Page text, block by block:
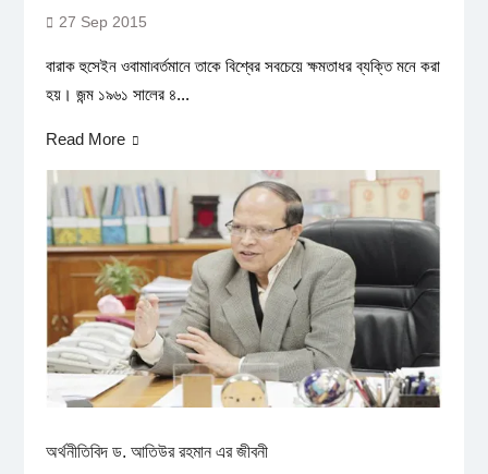
27 Sep 2015
বারাক হুসেইন ওবামা৷বর্তমানে তাকে বিশ্বের সবচেয়ে ক্ষমতাধর ব্যক্তি মনে করা
হয়। জন্ম ১৯৬১ সালের ৪...
Read More
অর্থনীতিবিদ ড. আতিউর রহমান এর জীবনী